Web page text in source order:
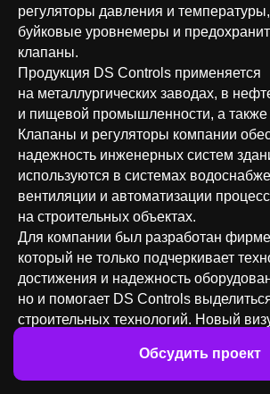
регуляторы давления и
буйковые уровнемеры и
клапаны.
Продукция DS Controls применяется
на металлургических заводах, в
и пищевой промышленности, а также
Клапаны и регуляторы компании
надежность инженерных систем
используются в системах
вентиляции и автоматизации
на строительных объектах.
Для компании был разработан
который не только подчеркивает
достижения и надежность
но и помогает DS Controls
строительных технологий. Новый
строительных компаний иОбсудить проект